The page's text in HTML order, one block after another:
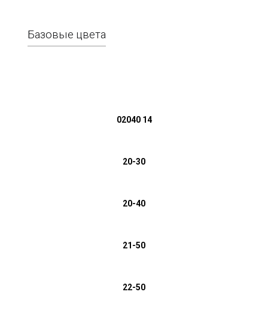
Базовые цвета
02040 14
20-30
20-40
21-50
22-50